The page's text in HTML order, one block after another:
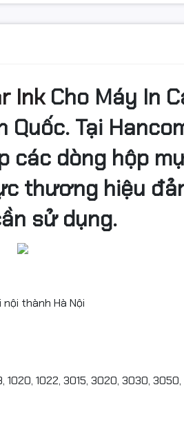
InkCho Máy In
Tại
các dòng hộp
thương hiệu
sử dụng.
thành Hà Nội
1020, 1022, 3015, 3020, 3030,